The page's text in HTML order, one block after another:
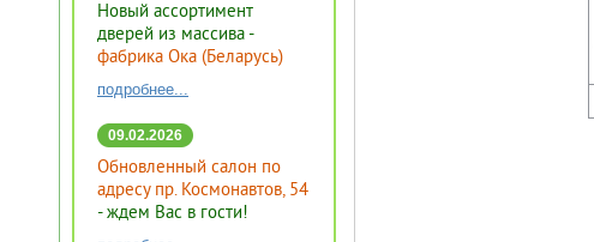
Новый ассортимент
дверей из массива -
фабрика Ока (Беларусь)
подробнее...
09.02.2026
Обновленный салон по
адресу пр. Космонавтов, 54
- ждем Вас в гости!